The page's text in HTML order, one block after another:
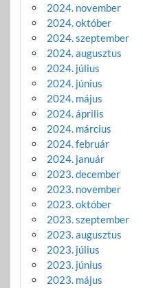
2024. november
2024. október
2024. szeptember
2024. augusztus
2024. július
2024. június
2024. május
2024. április
2024. március
2024. február
2024. január
2023. december
2023. november
2023. október
2023. szeptember
2023. augusztus
2023. július
2023. június
2023. május